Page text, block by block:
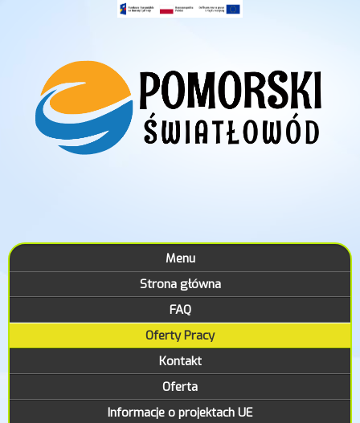
Menu
Strona główna
FAQ
Oferty Pracy
Kontakt
Oferta
Informacje o projektach UE